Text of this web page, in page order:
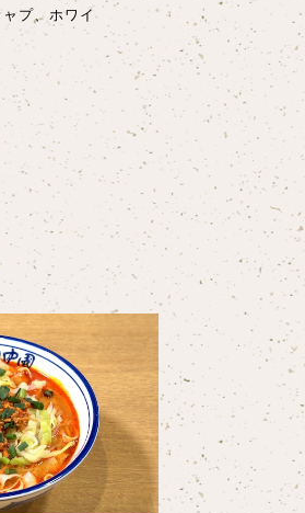
プ、ホワイ